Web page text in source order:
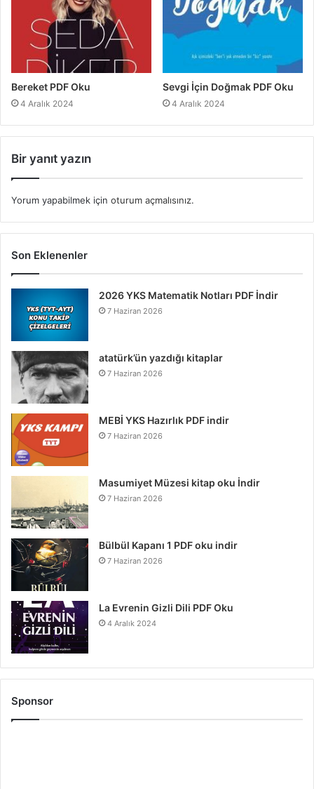
Bereket PDF Oku
4 Aralık 2024
Sevgi İçin Doğmak PDF Oku
4 Aralık 2024
Bir yanıt yazın
Yorum yapabilmek için oturum açmalısınız.
Son Eklenenler
2026 YKS Matematik Notları PDF İndir
7 Haziran 2026
atatürk’ün yazdığı kitaplar
7 Haziran 2026
MEBİ YKS Hazırlık PDF indir
7 Haziran 2026
Masumiyet Müzesi kitap oku İndir
7 Haziran 2026
Bülbül Kapanı 1 PDF oku indir
7 Haziran 2026
La Evrenin Gizli Dili PDF Oku
4 Aralık 2024
Sponsor